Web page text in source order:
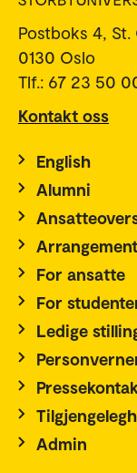
Postboks 4, St.
0130 Oslo
Tlf.: 67 23 50
Kontakt oss
English
Alumni
For ansatte
For
Ledige
Admin